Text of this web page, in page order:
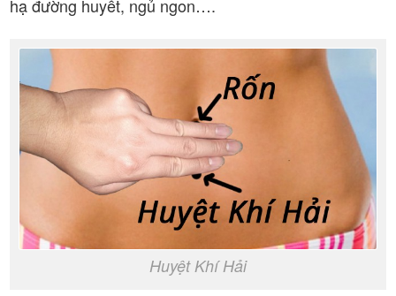
hạ đường huyết, ngủ ngon….
Huyệt Khí Hải